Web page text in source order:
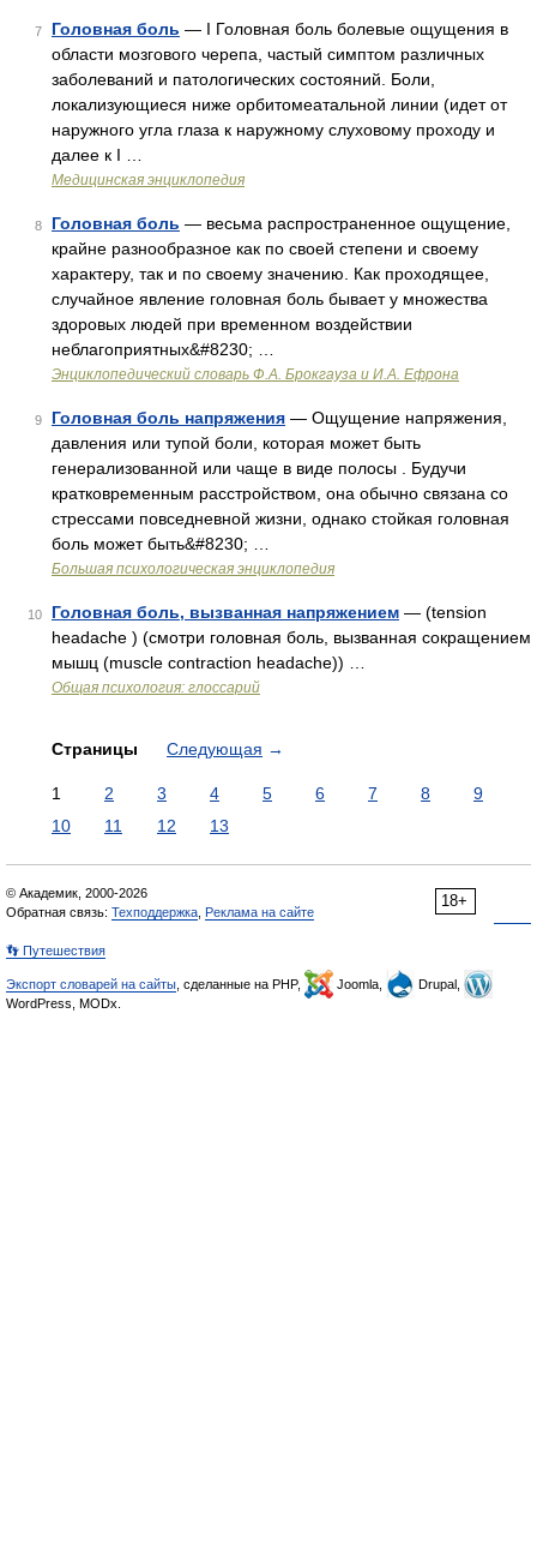
7 Головная боль — I Головная боль болевые ощущения в
области мозгового черепа, частый симптом различных
заболеваний и патологических состояний. Боли,
локализующиеся ниже орбитомеатальной линии (идет от
наружного угла глаза к наружному слуховому проходу и
далее к I …
Медицинская энциклопедия
8 Головная боль — весьма распространенное ощущение,
крайне разнообразное как по своей степени и своему
характеру, так и по своему значению. Как проходящее,
случайное явление головная боль бывает у множества
здоровых людей при временном воздействии
неблагоприятных&#8230; …
Энциклопедический словарь Ф.А. Брокгауза и И.А. Ефрона
9 Головная боль напряжения — Ощущение напряжения,
давления или тупой боли, которая может быть
генерализованной или чаще в виде полосы . Будучи
кратковременным расстройством, она обычно связана со
стрессами повседневной жизни, однако стойкая головная
боль может быть&#8230; …
Большая психологическая энциклопедия
10 Головная боль, вызванная напряжением — (tension
headache ) (смотри головная боль, вызванная сокращением
мышц (muscle contraction headache)) …
Общая психология: глоссарий
Страницы Следующая →
1 2 3 4 5 6 7 8
9
10
11 12 13
18+
© Академик, 2000-2026
Обратная связь: Техподдержка Реклама на сайте
👣 Путешествия
Экспорт словарей на сайты , сделанные на PHP, Joomla,
Drupal,
WordPress, MODx.